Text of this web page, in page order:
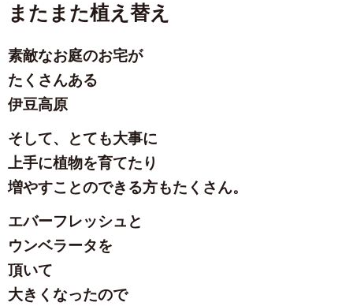
またまた植え替え
素敵なお庭のお宅が
たくさんある
伊豆高原
そして、とても大事に
上手に植物を育てたり
増やすことのできる方もたくさん。
エバーフレッシュと
ウンベラータを
頂いて
大きくなったので